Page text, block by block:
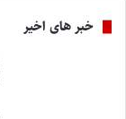
خبر های اخیر